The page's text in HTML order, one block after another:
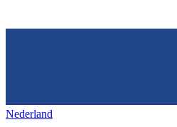
Nederland